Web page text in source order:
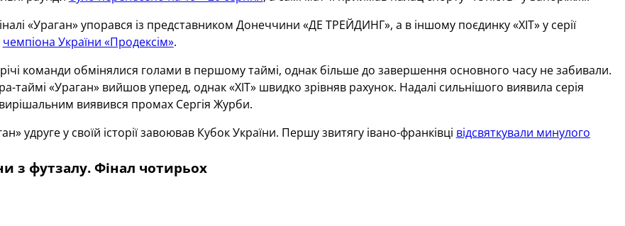
«Ураган» упорався із представником Донеччини «ДЕ ТРЕЙДИНГ», а в іншому поєдинку «ХІТ» у серії
чемпіона України «Продексім».
команди обмінялися голами в першому таймі, однак більше до завершення основного часу не забивали.
таймі «Ураган» вийшов уперед, однак «ХІТ» швидко зрівняв рахунок. Надалі сильнішого виявила серія
вирішальним виявився промах Сергія Журби.
удруге у своїй історії завоював Кубок України. Першу звитягу івано-франківці відсвяткували минулого
з футзалу. Фінал чотирьох